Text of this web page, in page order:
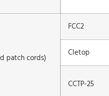
patch cords)
FCC2
Cletop
CCTP-25